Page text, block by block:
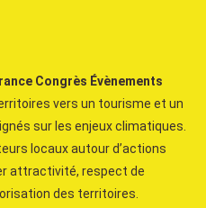
Congrès Évènements
vers un tourisme et un
sur les enjeux climatiques.
locaux autour d’actions
attractivité, respect de
des territoires.